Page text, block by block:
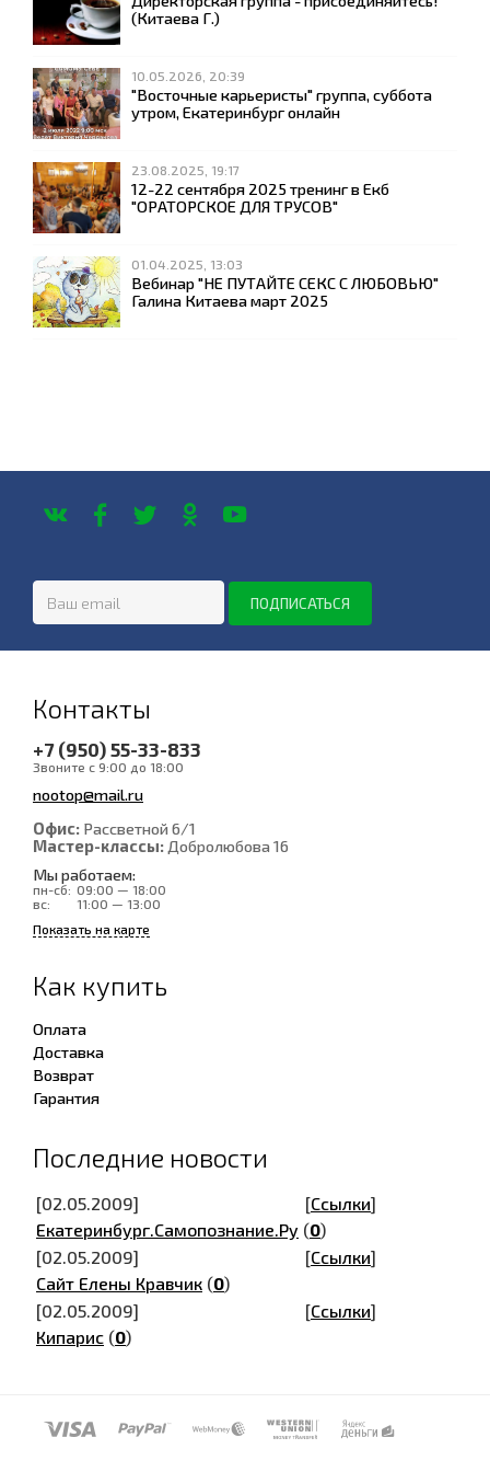
(Китаева Г.)
10.05.2026, 20:39
"Восточные карьеристы" группа, суббота
утром, Екатеринбург онлайн
23.08.2025, 19:17
12-22 сентября 2025 тренинг в Екб
"ОРАТОРСКОЕ ДЛЯ ТРУСОВ"
01.04.2025, 13:03
Вебинар "НЕ ПУТАЙТЕ СЕКС С ЛЮБОВЬЮ"
Галина Китаева март 2025
Контакты
+7 (950) 55-33-833
Звоните с 9:00 до 18:00
nootop@mail.ru
Офис: Рассветной 6/1
Мастер-классы: Добролюбова 16
Мы работаем:
пн-сб: 09:00 — 18:00
вс:
11:00 — 13:00
Показать на карте
Как купить
Оплата
Доставка
Возврат
Гарантия
Последние новости
[02.05.2009] [Ссылки]
Екатеринбург.Самопознание.Ру (0)
[02.05.2009]
[Ссылки]
Сайт Елены Кравчик (0)
[02.05.2009]
[Ссылки]
Кипарис (0)